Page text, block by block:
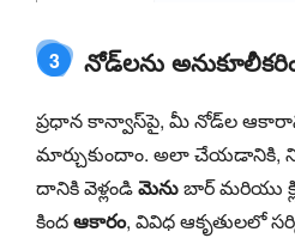
3 నోడ్‌లను
ప్రధాన కాన్వాస్‌పై, మీ నోడ్‌ల
మార్చుకుందాం. అలా చేయడానికి,
దానికి వెళ్లండిమెనుబార్ మరియు
కిందఆకారం, వివిధ ఆకృతులలో